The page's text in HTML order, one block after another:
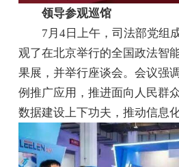
领导参观巡馆
7月4日上午，司法部党组
观了在北京举行的全国政法智
果展，并举行座谈会。会议强
例推广应用，推进面向人民群
数据建设上下功夫，推动信息